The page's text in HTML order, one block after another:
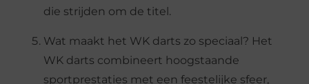
die strijden om de titel.
Wat maakt het WK darts zo speciaal? Het
WK darts combineert hoogstaande
sportprestaties met een feestelijke sfeer,